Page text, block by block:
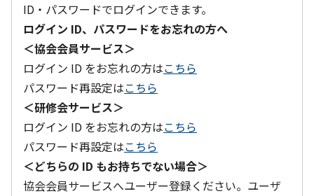
ID・パスワードでログインできます。
ログイン ID、パスワードをお忘れの方へ
＜協会会員サービス＞
ログイン ID をお忘れの方はこちら
パスワード再設定はこちら
＜研修会サービス＞
ログイン ID をお忘れの方はこちら
パスワード再設定はこちら
＜どちらの ID もお持ちでない場合＞
協会会員サービスへユーザー登録ください。ユーザ